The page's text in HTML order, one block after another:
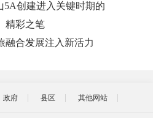
5A创建进入关键时期的
精彩之笔
融合发展注入新活力
政府 县区 其他网站